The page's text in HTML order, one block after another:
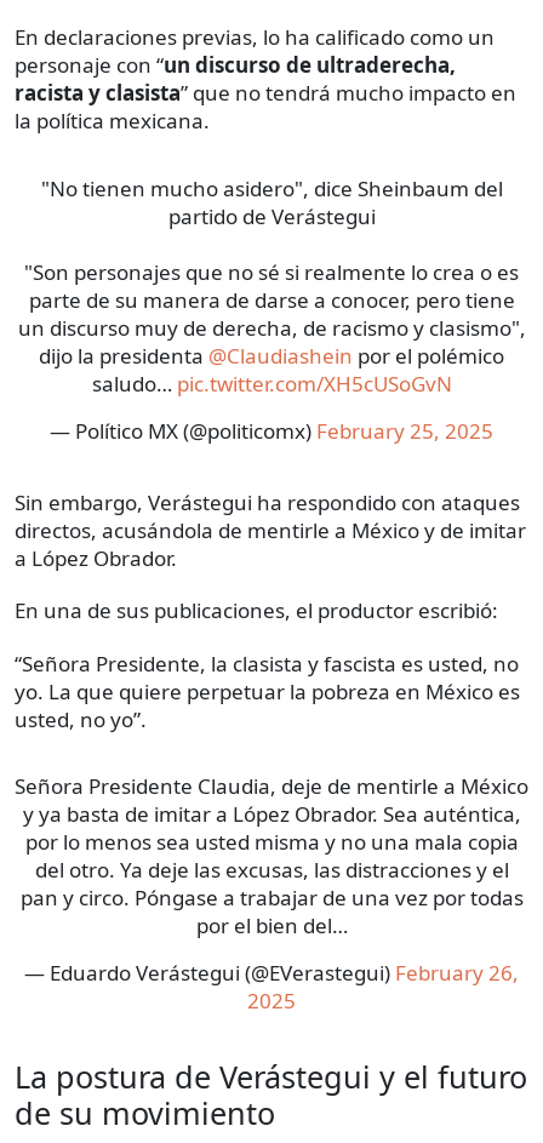
En declaraciones previas, lo ha calificado como un
personaje con “un discurso de ultraderecha,
racista y clasista” que no tendrá mucho impacto en
la política mexicana.
"No tienen mucho asidero", dice Sheinbaum del
partido de Verástegui
"Son personajes que no sé si realmente lo crea o es
parte de su manera de darse a conocer, pero tiene
un discurso muy de derecha, de racismo y clasismo",
dijo la presidenta @Claudiashein por el polémico
saludo… pic.twitter.com/XH5cUSoGvN
— Político MX (@politicomx) February 25, 2025
Sin embargo, Verástegui ha respondido con ataques
directos, acusándola de mentirle a México y de imitar
a López Obrador.
En una de sus publicaciones, el productor escribió:
“Señora Presidente, la clasista y fascista es usted, no
yo. La que quiere perpetuar la pobreza en México es
usted, no yo”.
Señora Presidente Claudia, deje de mentirle a México
y ya basta de imitar a López Obrador. Sea auténtica,
por lo menos sea usted misma y no una mala copia
del otro. Ya deje las excusas, las distracciones y el
pan y circo. Póngase a trabajar de una vez por todas
por el bien del…
— Eduardo Verástegui (@EVerastegui) February 26,
2025
La postura de Verástegui y el futuro
de su movimiento